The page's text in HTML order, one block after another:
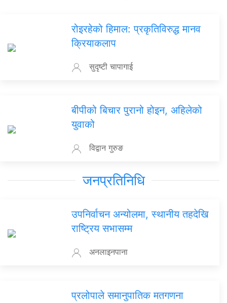
रोइरहेको हिमाल: प्रकृतिविरुद्ध मानव
क्रियाकलाप
सुदृष्टी चापागाई
बीपीको बिचार पुरानो होइन, अहिलेको
युवाको
विद्वान गुरुङ
जनप्रतिनिधि
उपनिर्वाचन अन्योलमा, स्थानीय तहदेखि
राष्ट्रिय सभासम्म
अनलाइनपाना
प्रलोपाले समानुपातिक मतगणना